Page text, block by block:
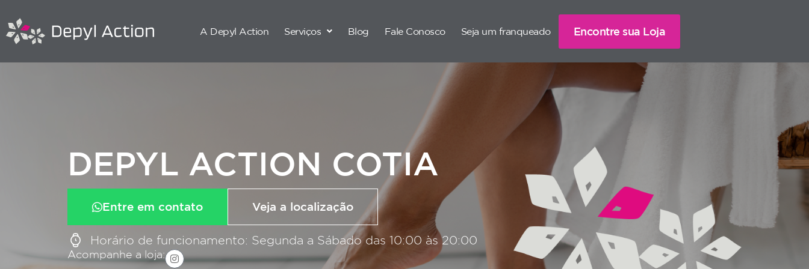
A Depyl Action Serviços Blog Fale Conosco Seja um franqueado Encontre sua Loja
DEPYL ACTION COTIA
Entre em contato Veja a localização
Horário de funcionamento: Segunda a Sábado das 10:00 às 20:00
Acompanhe a loja: